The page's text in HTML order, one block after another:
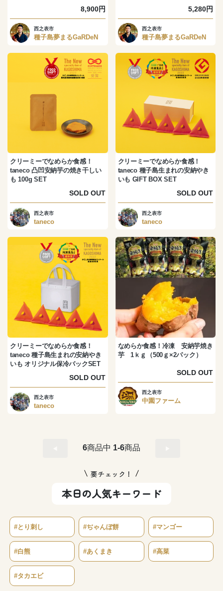
8,900円
西之表市
種子島夢まるGaRDeN
5,280円
西之表市
種子島夢まるGaRDeN
クリーミーでなめらか食感！
taneco 凸凹安納芋の焼き干しい
も 100g SET
SOLD OUT
西之表市
taneco
クリーミーでなめらか食感！
taneco 種子島生まれの安納やき
いも GIFT BOX SET
SOLD OUT
西之表市
taneco
クリーミーでなめらか食感！
taneco 種子島生まれの安納やき
いも オリジナル保冷バックSET
SOLD OUT
西之表市
taneco
なめらか食感！冷凍 安納芋焼き
芋 1ｋｇ（500ｇ×2パック）
SOLD OUT
西之表市
中園ファーム
6商品中 1-6商品
要チェック！
本日の人気キーワード
#とり刺し #ぢゃんぼ餅 #マンゴー
#白熊 #あくまき #高菜
#タカエビ